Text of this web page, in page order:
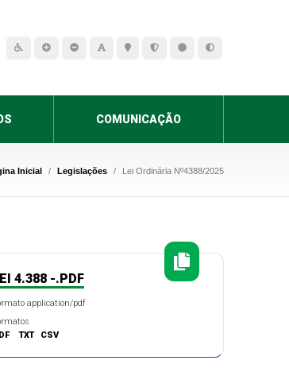
COMUNICAÇÃO
Inicial Legislações Lei Ordinária Nº4388/2025
4.388 -.PDF
application/pdf
TXT CSV